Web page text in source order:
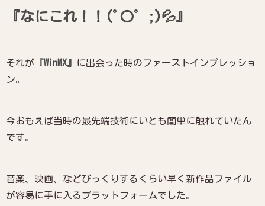
『なにこれ！！(ﾟ〇ﾟ ;)💦』
それが 『WinMX』
に出会った時のファーストインプレッショ
ン。
今おもえば当時の最先端技術にいとも簡単に触れていたん
です。
音楽、映画、などびっくりするくらい早く新作品ファイル
が容易に手に入るプラットフォームでした。